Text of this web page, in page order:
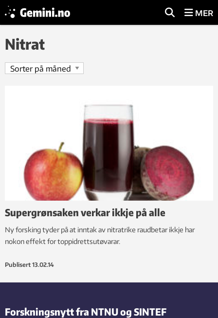
MER
Nitrat
Supergrønsaken verkar ikkje på alle
Ny forsking tyder på at inntak av nitratrike raudbetar ikkje har
nokon effekt for toppidrettsutøvarar.
Publisert 13.02.14
Forskningsnytt fra NTNU og SINTEF